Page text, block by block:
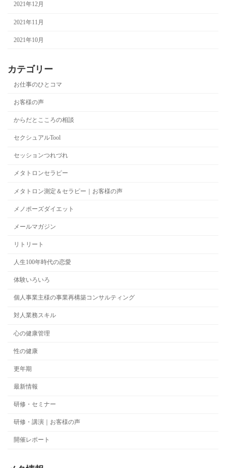
2021年12月
2021年11月
2021年10月
カテゴリー
お仕事のひとコマ
お客様の声
からだとこころの相談
セクシュアルTool
セッションつれづれ
メタトロンセラピー
メタトロン測定＆セラピー｜お客様の声
メノポーズダイエット
メールマガジン
リトリート
人生100年時代の恋愛
体験いろいろ
個人事業主様の事業再構築コンサルティング
対人業務スキル
心の健康管理
性の健康
更年期
最新情報
研修・セミナー
研修・講演｜お客様の声
開催レポート